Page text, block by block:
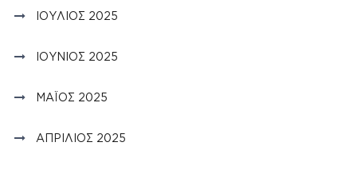
ΙΟΎΛΙΟΣ 2025
ΙΟΎΝΙΟΣ 2025
ΜΆΙΟΣ 2025
ΑΠΡΊΛΙΟΣ 2025